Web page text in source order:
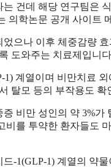
건데 해당 연구팀은
의학논문 공개 사이트
으나 이후 체중감량
도와주는 치료제입니
1) 계열이며 비만치료
탈모 등의 부작용도 확
비만 성인의 약 3%
비를 투약한 환자들도
-1(GLP-1) 계열의 약